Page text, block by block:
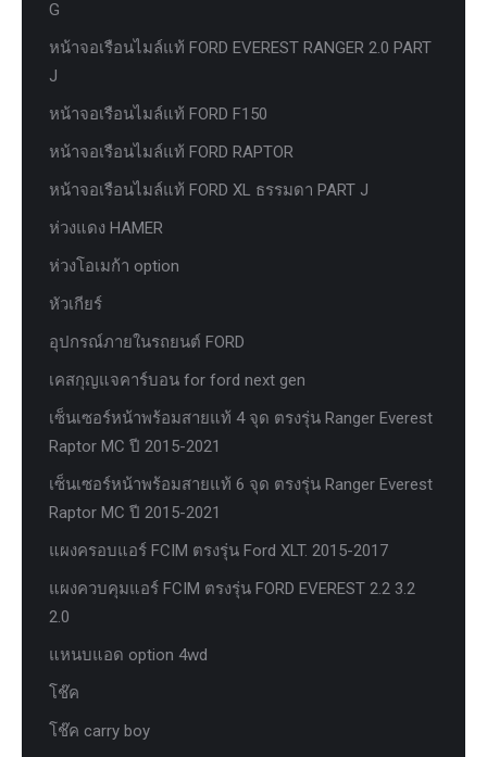
G
หน้าจอเรือนไมล์แท้ FORD EVEREST RANGER 2.0 PART
J
หน้าจอเรือนไมล์แท้ FORD F150
หน้าจอเรือนไมล์แท้ FORD RAPTOR
หน้าจอเรือนไมล์แท้ FORD XL ธรรมดา PART J
ห่วงแดง HAMER
ห่วงโอเมก้า option
หัวเกียร์
อุปกรณ์ภายในรถยนต์ FORD
เคสกุญแจคาร์บอน for ford next gen
เซ็นเซอร์หน้าพร้อมสายแท้ 4 จุด ตรงรุ่น Ranger Everest
Raptor MC ปี 2015-2021
เซ็นเซอร์หน้าพร้อมสายแท้ 6 จุด ตรงรุ่น Ranger Everest
Raptor MC ปี 2015-2021
แผงครอบแอร์ FCIM ตรงรุ่น Ford XLT. 2015-2017
แผงควบคุมแอร์ FCIM ตรงรุ่น FORD EVEREST 2.2 3.2
2.0
แหนบแอด option 4wd
โช๊ค
โช๊ค carry boy